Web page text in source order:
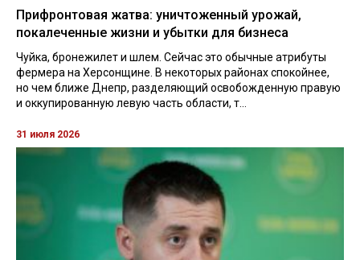
Прифронтовая жатва: уничтоженный урожай,
покалеченные жизни и убытки для бизнеса
Чуйка, бронежилет и шлем. Сейчас это обычные атрибуты
фермера на Херсонщине. В некоторых районах спокойнее,
но чем ближе Днепр, разделяющий освобожденную правую
и оккупированную левую часть области, т...
31 июля 2026